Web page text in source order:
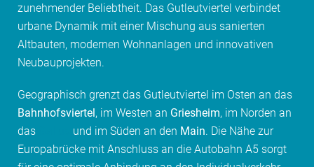
zunehmender Beliebtheit. Das Gutleutviertel verbindet
urbane Dynamik mit einer Mischung aus sanierten
Altbauten, modernen Wohnanlagen und innovativen
Neubauprojekten.
Geographisch grenzt das Gutleutviertel im Osten an das
Bahnhofsviertel, im Westen an Griesheim, im Norden an
das
und im Süden an den Main. Die Nähe zur
Europabrücke mit Anschluss an die Autobahn A5 sorgt